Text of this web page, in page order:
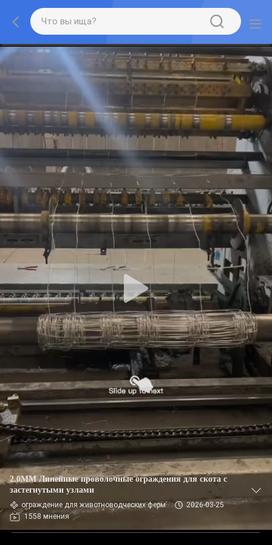
2.0MM Линейные проволочные ограждения для скота с
застегнутыми узлами
ограждение для животноводческих ферм
2026-03-25
1558 мнения